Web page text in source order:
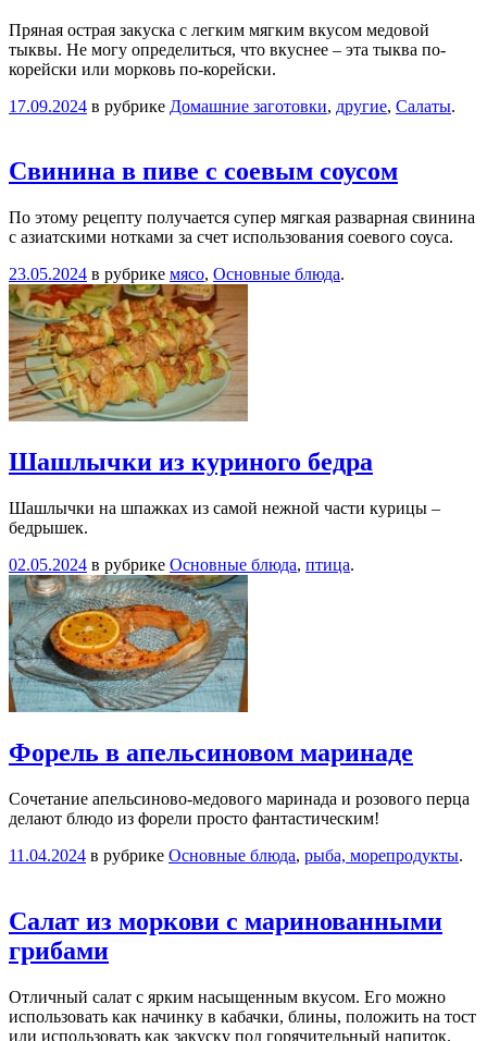
Пряная острая закуска с легким мягким вкусом медовой
тыквы. Не могу определиться, что вкуснее – эта тыква по-
корейски или морковь по-корейски.
17.09.2024 в рубрике Домашние заготовки, другие, Салаты.
Свинина в пиве с соевым соусом
По этому рецепту получается супер мягкая разварная свинина
с азиатскими нотками за счет использования соевого соуса.
23.05.2024 в рубрике мясо, Основные блюда.
Шашлычки из куриного бедра
Шашлычки на шпажках из самой нежной части курицы –
бедрышек.
02.05.2024 в рубрике Основные блюда, птица.
Форель в апельсиновом маринаде
Сочетание апельсиново-медового маринада и розового перца
делают блюдо из форели просто фантастическим!
11.04.2024 в рубрике Основные блюда, рыба, морепродукты.
Салат из моркови с маринованными
грибами
Отличный салат с ярким насыщенным вкусом. Его можно
использовать как начинку в кабачки, блины, положить на тост
или использовать как закуску под горячительный напиток.